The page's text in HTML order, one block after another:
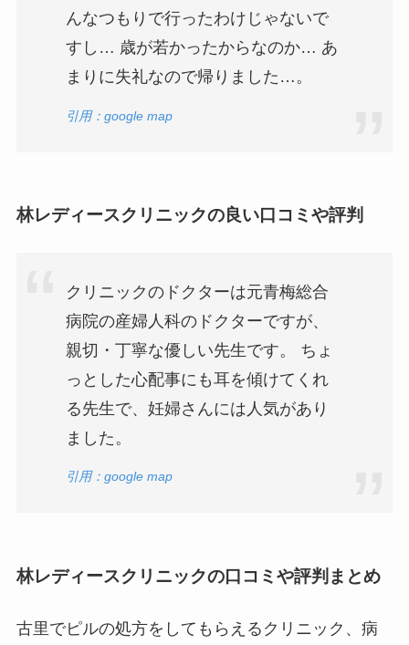
んなつもりで行ったわけじゃないで
すし… 歳が若かったからなのか… あ
まりに失礼なので帰りました…。
引用：google map
林レディースクリニックの良い口コミや評判
クリニックのドクターは元青梅総合
病院の産婦人科のドクターですが、
親切・丁寧な優しい先生です。 ちょ
っとした心配事にも耳を傾けてくれ
る先生で、妊婦さんには人気があり
ました。
引用：google map
林レディースクリニックの口コミや評判まとめ
古里でピルの処方をしてもらえるクリニック、病